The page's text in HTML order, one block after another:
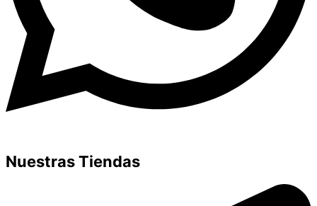
Nuestras Tiendas